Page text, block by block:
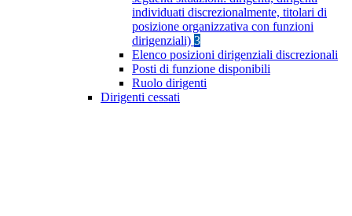
individuati discrezionalmente, titolari di
posizione organizzativa con funzioni
dirigenziali) 3
Elenco posizioni dirigenziali discrezionali
Posti di funzione disponibili
Ruolo dirigenti
Dirigenti cessati